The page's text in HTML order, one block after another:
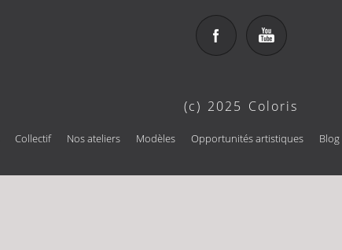
(c) 2025 Coloris
Collectif Nos ateliers Modèles Opportunités artistiques Blog